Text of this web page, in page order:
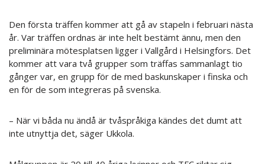
Den första träffen kommer att gå av stapeln i februari nästa
år. Var träffen ordnas är inte helt bestämt ännu, men den
preliminära mötesplatsen ligger i Vallgård i Helsingfors. Det
kommer att vara två grupper som träffas sammanlagt tio
gånger var, en grupp för de med baskunskaper i finska och
en för de som integreras på svenska.
– När vi båda nu ändå är tvåspråkiga kändes det dumt att
inte utnyttja det, säger Ukkola.